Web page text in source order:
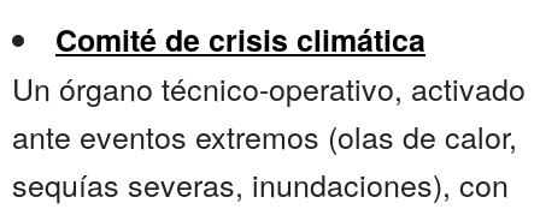
Comité de crisis climática
Un órgano técnico-operativo, activado
ante eventos extremos (olas de calor,
sequías severas, inundaciones), con